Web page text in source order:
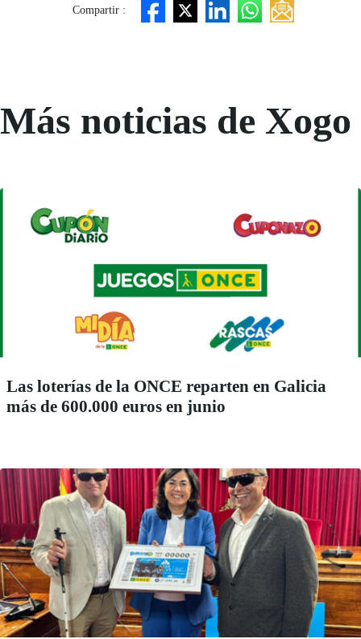
Compartir :
Más noticias de Xogo
Las loterías de la ONCE reparten en Galicia
más de 600.000 euros en junio